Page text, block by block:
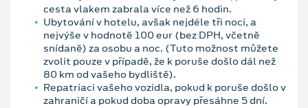
cesta vlakem zabrala více než 6 hodin.
Ubytování v hotelu, avšak nejdéle tři noci, a
nejvýše v hodnotě 100 eur (bez DPH, včetně
snídaně) za osobu a noc. (Tuto možnost můžete
zvolit pouze v případě, že k poruše došlo dál než
80 km od vašeho bydliště).
Repatriaci vašeho vozidla, pokud k poruše došlo v
zahraničí a pokud doba opravy přesáhne 5 dní.